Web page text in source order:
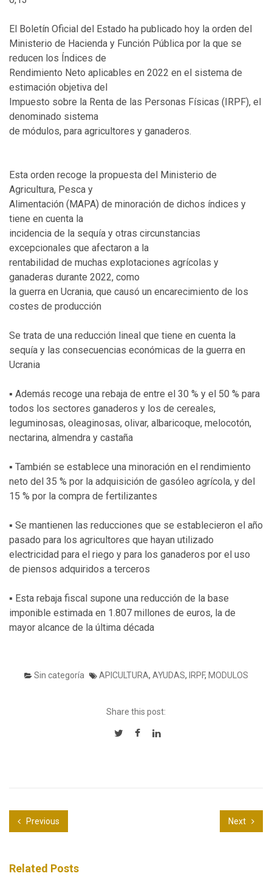
El Boletín Oficial del Estado ha publicado hoy la orden del
Ministerio de Hacienda y Función Pública por la que se
reducen los Índices de
Rendimiento Neto aplicables en 2022 en el sistema de
estimación objetiva del
Impuesto sobre la Renta de las Personas Físicas (IRPF), el
denominado sistema
de módulos, para agricultores y ganaderos.
Esta orden recoge la propuesta del Ministerio de
Agricultura, Pesca y
Alimentación (MAPA) de minoración de dichos índices y
tiene en cuenta la
incidencia de la sequía y otras circunstancias
excepcionales que afectaron a la
rentabilidad de muchas explotaciones agrícolas y
ganaderas durante 2022, como
la guerra en Ucrania, que causó un encarecimiento de los
costes de producción
Se trata de una reducción lineal que tiene en cuenta la
sequía y las consecuencias económicas de la guerra en
Ucrania
▪ Además recoge una rebaja de entre el 30 % y el 50 % para
todos los sectores ganaderos y los de cereales,
leguminosas, oleaginosas, olivar, albaricoque, melocotón,
nectarina, almendra y castaña
▪ También se establece una minoración en el rendimiento
neto del 35 % por la adquisición de gasóleo agrícola, y del
15 % por la compra de fertilizantes
▪ Se mantienen las reducciones que se establecieron el año
pasado para los agricultores que hayan utilizado
electricidad para el riego y para los ganaderos por el uso
de piensos adquiridos a terceros
▪ Esta rebaja fiscal supone una reducción de la base
imponible estimada en 1.807 millones de euros, la de
mayor alcance de la última década
Sin categoría APICULTURA, AYUDAS, IRPF, MODULOS
Share this post:
Previous Next
Related Posts